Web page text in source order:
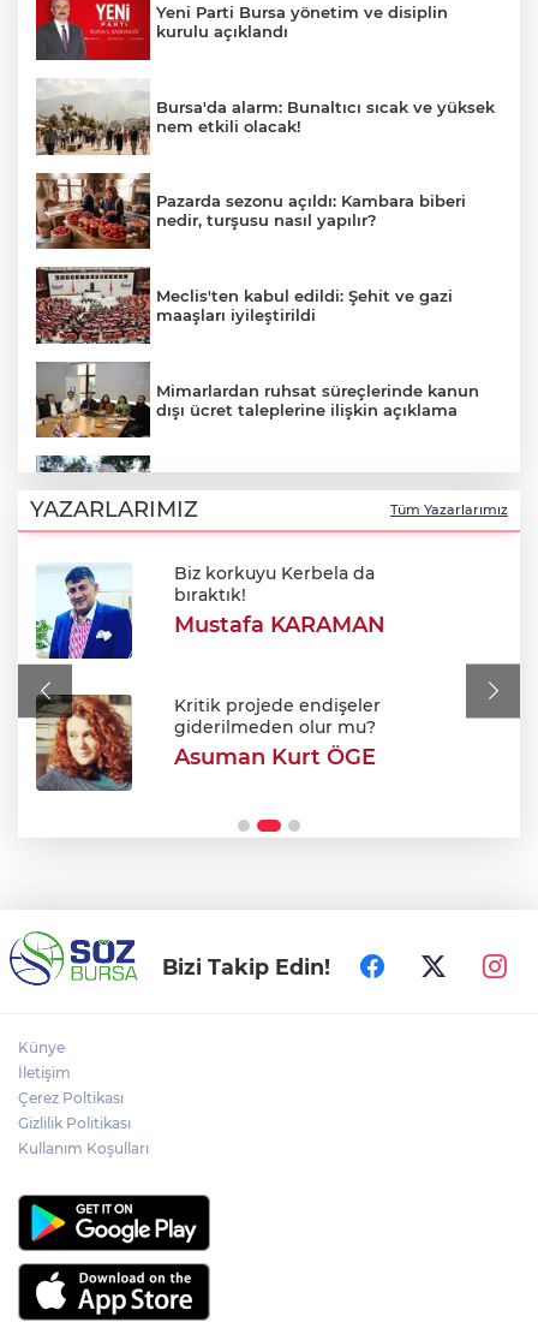
Yeni Parti Bursa yönetim ve disiplin
kurulu açıklandı
Bursa'da alarm: Bunaltıcı sıcak ve yüksek
nem etkili olacak!
Pazarda sezonu açıldı: Kambara biberi
nedir, turşusu nasıl yapılır?
Meclis'ten kabul edildi: Şehit ve gazi
maaşları iyileştirildi
Mimarlardan ruhsat süreçlerinde kanun
dışı ücret taleplerine ilişkin açıklama
buluştu
Oktay Yılmaz: "Spor yapmayan çocuk
kalmayacak"
Otomotiv ihracatı Temmuzda 3.5 milyar
YAZARLARIMIZ Tüm Yazarlarımız
Biz korkuyu Kerbela da
bıraktık!
Mustafa KARAMAN
Kritik projede endişeler
giderilmeden olur mu?
Asuman Kurt ÖGE
Bizi Takip Edin!
Künye
İletişim
Çerez Poltikası
Gizlilik Politikası
Kullanım Koşulları